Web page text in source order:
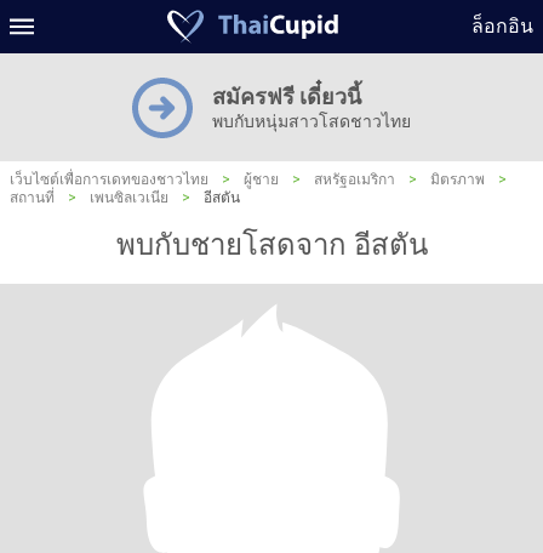
ล็อกอิน
สมัครฟรี เดี๋ยวนี้
พบกับหนุ่มสาวโสดชาวไทย
เว็บไซต์เพื่อการเดทของชาวไทย > ผู้ชาย > สหรัฐอเมริกา > มิตรภาพ
>
สถานที่
> เพนซิลเวเนีย > อีสตัน
พบกับชายโสดจาก อีสตัน